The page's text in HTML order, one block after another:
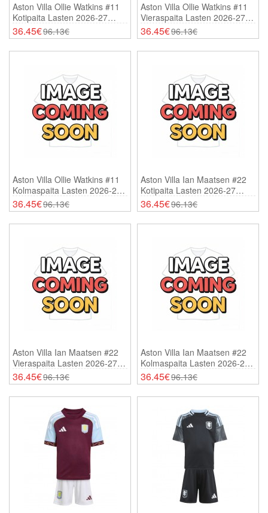
Aston Villa Ollie Watkins #11
Kotipaita Lasten 2026-27
Lyhythihainen (+ Shortsit)
36.45€96.13€
Aston Villa Ollie Watkins #11
Vieraspaita Lasten 2026-27
Lyhythihainen (+ Shortsit)
36.45€96.13€
Aston Villa Ollie Watkins #11
Kolmaspaita Lasten 2026-27
Lyhythihainen (+ Shortsit)
36.45€96.13€
Aston Villa Ian Maatsen #22
Kotipaita Lasten 2026-27
Lyhythihainen (+ Shortsit)
36.45€96.13€
Aston Villa Ian Maatsen #22
Vieraspaita Lasten 2026-27
Lyhythihainen (+ Shortsit)
36.45€96.13€
Aston Villa Ian Maatsen #22
Kolmaspaita Lasten 2026-27
Lyhythihainen (+ Shortsit)
36.45€96.13€